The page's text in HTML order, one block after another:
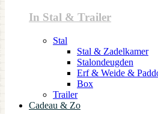
In Stal & Trailer
Stal
Stal & Zadelkamer
Stalondeugden
Erf & Weide &
Box
Trailer
Cadeau & Zo